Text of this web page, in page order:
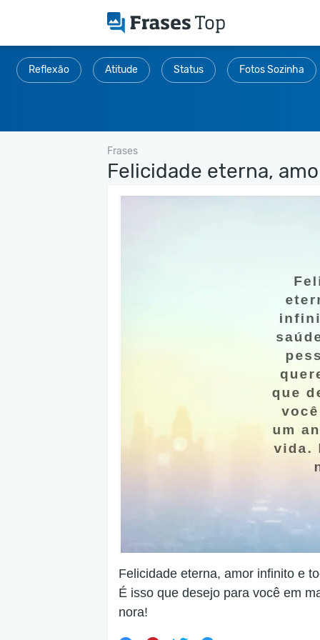
Reflexão Atitude Status Fotos Sozinha
Frases
Felicidade eterna,
Felicidade eterna, amor infinito e
É isso que desejo para você em
nora!